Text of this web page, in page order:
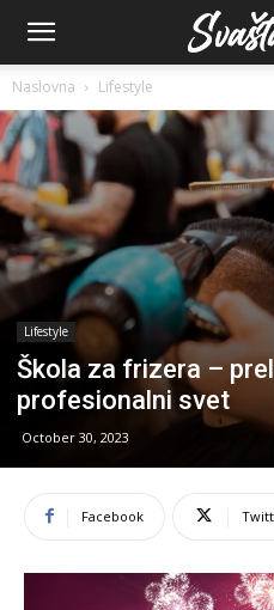
Naslovna Lifestyle
Lifestyle
Škola za frizera –
profesionalni svet
October 30, 2023
Facebook